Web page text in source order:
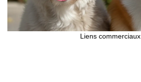
Liens commerciaux